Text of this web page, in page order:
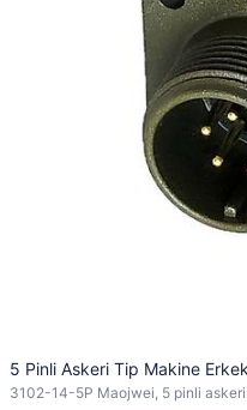
5 Pinli Askeri Tip Makine
3102-14-5P Maojwei, 5 pinli